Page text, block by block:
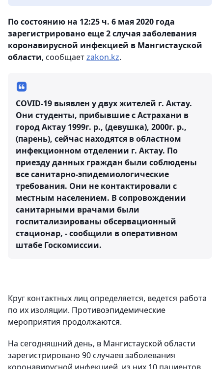
По состоянию на 12:25 ч. 6 мая 2020 года
зарегистрировано еще 2 случая заболевания
коронавирусной инфекцией в Мангистауской
области, сообщаетzakon.kz.
COVID-19 выявлен у двух жителей г. Актау.
Они студенты, прибывшие с Астрахани в
город Актау 1999г. р., (девушка), 2000г. р.,
(парень), сейчас находятся в областном
инфекционном отделении г. Актау. По
приезду данных граждан были соблюдены
все санитарно-эпидемиологические
требования. Они не контактировали с
местным населением. В сопровождении
санитарными врачами были
госпитализированы обсервационный
стационар, - сообщили в оперативном
штабе Госкомиссии.
Круг контактных лиц определяется, ведется работа
по их изоляции. Противоэпидемические
мероприятия продолжаются.
На сегодняшний день, в Мангистауской области
зарегистрировано 90 случаев заболевания